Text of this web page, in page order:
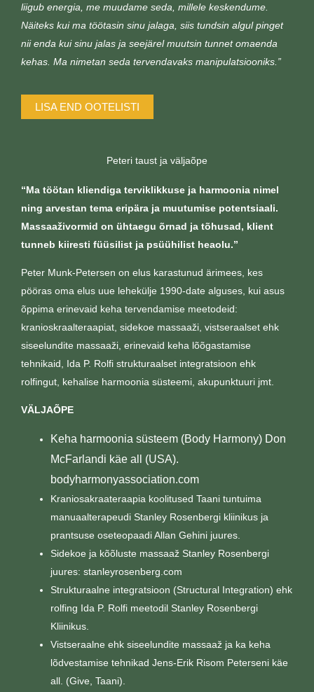
liigub energia, me muudame seda, millele keskendume.
Näiteks kui ma töötasin sinu jalaga, siis tundsin algul pinget
nii enda kui sinu jalas ja seejärel muutsin tunnet omaenda
kehas. Ma nimetan seda tervendavaks manipulatsiooniks.”
LISA END OOTELISTI
Peteri taust ja väljaõpe
“Ma töötan kliendiga terviklikkuse ja harmoonia nimel
ning arvestan tema eripära ja muutumise potentsiaali.
Massaaživormid on ühtaegu õrnad ja tõhusad, klient
tunneb kiiresti füüsilist ja psüühilist heaolu.”
Peter Munk-Petersen on elus karastunud ärimees, kes
pööras oma elus uue lehekülje 1990-date alguses, kui asus
õppima erinevaid keha tervendamise meetodeid:
kranioskraalteraapiat, sidekoe massaaži, vistseraalset ehk
siseelundite massaaži, erinevaid keha lõõgastamise
tehnikaid, Ida P. Rolfi strukturaalset integratsioon ehk
rolfingut, kehalise harmoonia süsteemi, akupunktuuri jmt.
VÄLJAÕPE
Keha harmoonia süsteem (Body Harmony) Don
McFarlandi käe all (USA).
bodyharmonyassociation.com
Kraniosakraateraapia koolitused Taani tuntuima
manuaalterapeudi Stanley Rosenbergi kliinikus ja
prantsuse oseteopaadi Allan Gehini juures.
Sidekoe ja kõõluste massaaž Stanley Rosenbergi
juures: stanleyrosenberg.com
Strukturaalne integratsioon (Structural Integration) ehk
rolfing Ida P. Rolfi meetodil Stanley Rosenbergi
Kliinikus.
Vistseraalne ehk siseelundite massaaž ja ka keha
lõdvestamise tehnikad Jens-Erik Risom Peterseni käe
all. (Give, Taani).